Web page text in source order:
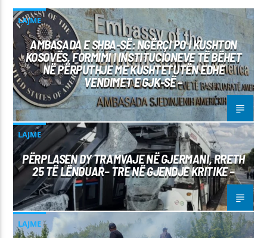
LAJME
AMBASADA E SHBA-SË: NGËRÇI PO I KUSHTON
KOSOVËS, FORMIMI I INSTITUCIONEVE TË BËHET
NË PËRPUTHJE ME KUSHTETUTËN EDHE
VENDIMET E GJK-SË –
LAJME
PËRPLASEN DY TRAMVAJE NË GJERMANI, RRETH
25 TË LËNDUAR– TRE NË GJENDJE KRITIKE –
LAJME